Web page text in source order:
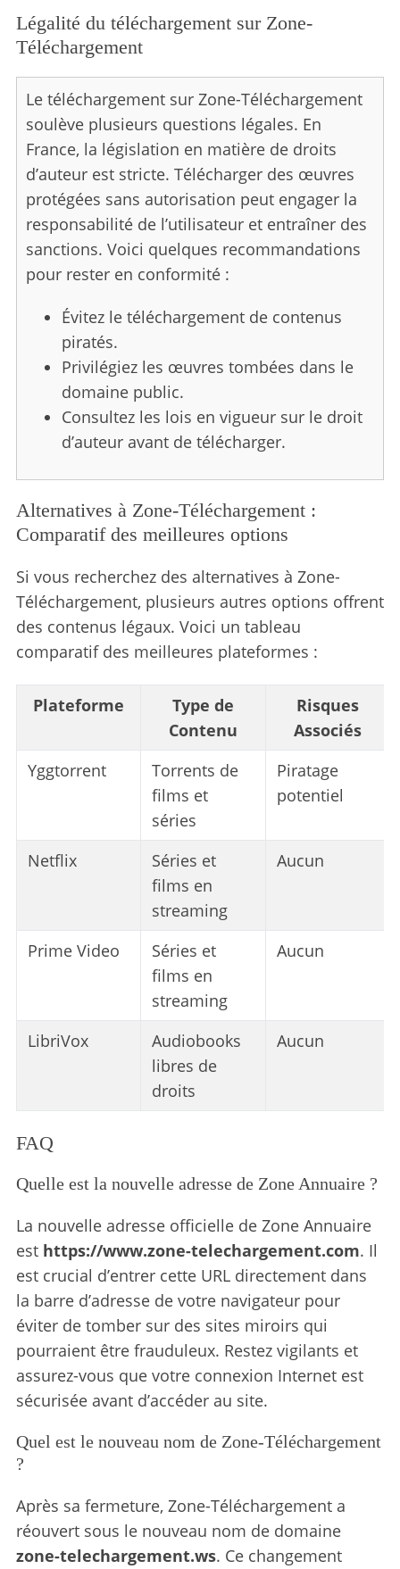
Légalité du téléchargement sur Zone-
Téléchargement
Le téléchargement sur Zone-Téléchargement
soulève plusieurs questions légales. En
France, la législation en matière de droits
d’auteur est stricte. Télécharger des œuvres
protégées sans autorisation peut engager la
responsabilité de l’utilisateur et entraîner des
sanctions. Voici quelques recommandations
pour rester en conformité :
Évitez le téléchargement de contenus
piratés.
Privilégiez les œuvres tombées dans le
domaine public.
Consultez les lois en vigueur sur le droit
d’auteur avant de télécharger.
Alternatives à Zone-Téléchargement :
Comparatif des meilleures options
Si vous recherchez des alternatives à Zone-
Téléchargement, plusieurs autres options offrent
des contenus légaux. Voici un tableau
comparatif des meilleures plateformes :
Plateforme
Type de
Contenu
Risques
Associés
Yggtorrent
Torrents de
films et
séries
Piratage
potentiel
Netflix
Séries et
films en
streaming
Aucun
Prime Video
Séries et
films en
streaming
Aucun
LibriVox
Audiobooks
libres de
droits
Aucun
FAQ
Quelle est la nouvelle adresse de Zone Annuaire ?
La nouvelle adresse officielle de Zone Annuaire
est https://www.zone-telechargement.com. Il
est crucial d’entrer cette URL directement dans
la barre d’adresse de votre navigateur pour
éviter de tomber sur des sites miroirs qui
pourraient être frauduleux. Restez vigilants et
assurez-vous que votre connexion Internet est
sécurisée avant d’accéder au site.
Quel est le nouveau nom de Zone-Téléchargement
?
Après sa fermeture, Zone-Téléchargement a
réouvert sous le nouveau nom de domaine
zone-telechargement.ws. Ce changement
a
h
f